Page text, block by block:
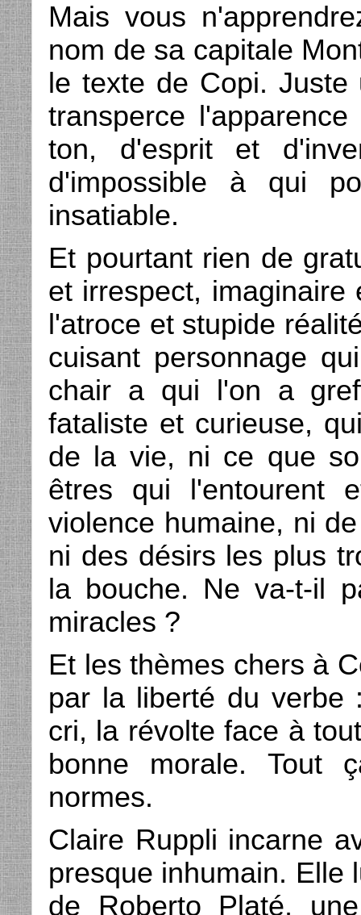
Mais vous
nom de sa capitale
le texte de Copi.
transperce
ton, d'esprit et
d'impossible à qui
insatiable.
Et pourtant rien de
et irrespect,
l'atroce et stupide
cuisant personnage
chair a qui l'on a
fataliste et curieuse,
de la vie, ni ce que
êtres qui l'entourent
violence humaine, ni
ni des désirs les plus
la bouche. Ne va-t-il
miracles ?
Et les thèmes chers à
par la liberté du
cri, la révolte face à
bonne morale. Tout
normes.
Claire Ruppli incarne
presque inhumain.
de Roberto Platé,